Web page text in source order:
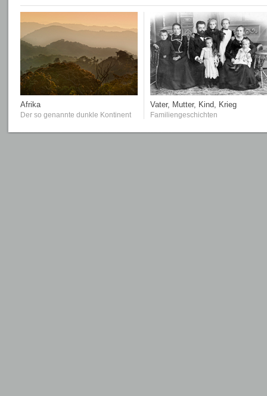
Afrika
Der so genannte dunkle Kontinent
Vater, Mutter, Kind, Krieg
Familiengeschichten